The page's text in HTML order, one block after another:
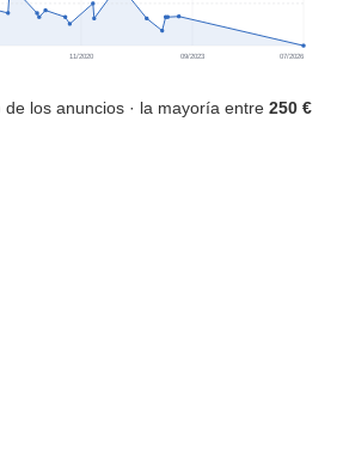
11/2020 09/2023 07/2026
los anuncios · la mayoría entre 250 €